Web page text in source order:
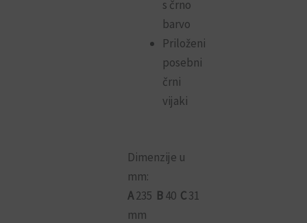
s črno
barvo
Priloženi
posebni
črni
vijaki
Dimenzije u
mm:
A235 B40 C31
mm